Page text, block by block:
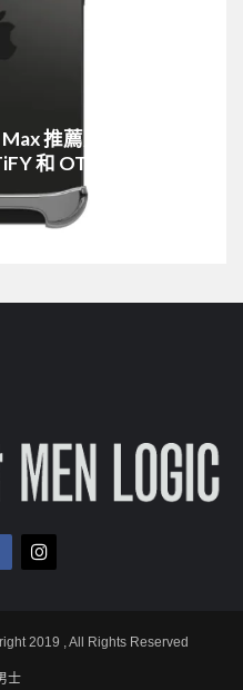
推薦入手必買手
和 OTTERBOX ...
2019 , All Rights Reserved
士